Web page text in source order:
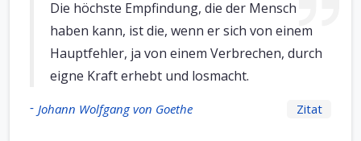
Die höchste Empfindung, die der Mensch
haben kann, ist die, wenn er sich von einem
Hauptfehler, ja von einem Verbrechen, durch
eigne Kraft erhebt und losmacht.
- Johann Wolfgang von Goethe Zitat